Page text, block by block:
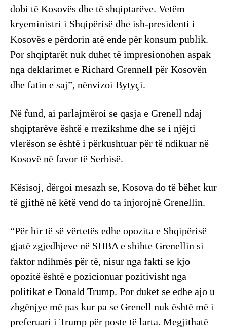
dobi të Kosovës dhe të shqiptarëve. Vetëm
kryeministri i Shqipërisë dhe ish-presidenti i
Kosovës e përdorin atë ende për konsum publik.
Por shqiptarët nuk duhet të impresionohen aspak
nga deklarimet e Richard Grennell për Kosovën
dhe fatin e saj”, nënvizoi Bytyçi.
Në fund, ai parlajmëroi se qasja e Grenell ndaj
shqiptarëve është e rrezikshme dhe se i njëjti
vlerëson se është i përkushtuar për të ndikuar në
Kosovë në favor të Serbisë.
Kësisoj, dërgoi mesazh se, Kosova do të bëhet kur
të gjithë në këtë vend do ta injorojnë Grenellin.
“Për hir të së vërtetës edhe opozita e Shqipërisë
gjatë zgjedhjeve në SHBA e shihte Grenellin si
faktor ndihmës për të, nisur nga fakti se kjo
opozitë është e pozicionuar pozitivisht nga
politikat e Donald Trump. Por duket se edhe ajo u
zhgënjye më pas kur pa se Grenell nuk është më i
preferuari i Trump për poste të larta. Megjithatë